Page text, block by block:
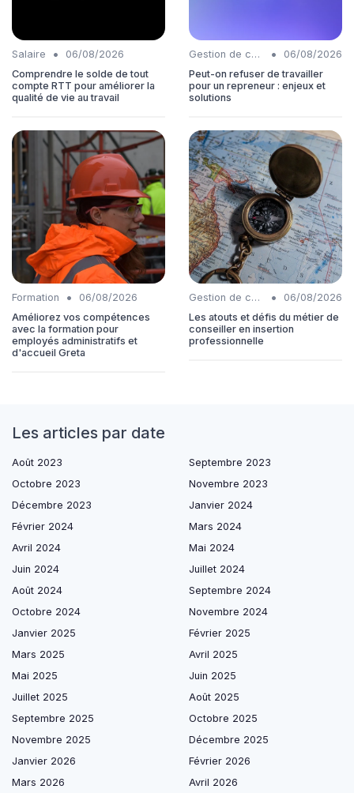
Salaire •
06/08/2026
Comprendre le solde de tout
compte RTT pour améliorer la
qualité de vie au travail
Gestion de carrière •
06/08/2026
Peut-on refuser de travailler
pour un repreneur : enjeux et
solutions
Formation •
06/08/2026
Améliorez vos compétences
avec la formation pour
employés administratifs et
d'accueil Greta
Gestion de carrière •
06/08/2026
Les atouts et défis du métier de
conseiller en insertion
professionnelle
Les articles par date
Août 2023
Septembre 2023
Octobre 2023
Novembre 2023
Décembre 2023
Janvier 2024
Février 2024
Mars 2024
Avril 2024
Mai 2024
Juin 2024
Juillet 2024
Août 2024
Septembre 2024
Octobre 2024
Novembre 2024
Janvier 2025
Février 2025
Mars 2025
Avril 2025
Mai 2025
Juin 2025
Juillet 2025
Août 2025
Septembre 2025
Octobre 2025
Novembre 2025
Décembre 2025
Janvier 2026
Février 2026
Mars 2026
Avril 2026